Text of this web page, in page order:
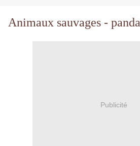
Animaux sauvages - panda
Publicité